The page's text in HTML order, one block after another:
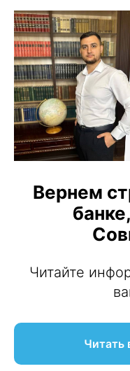
Вернем
Читайте
Читать